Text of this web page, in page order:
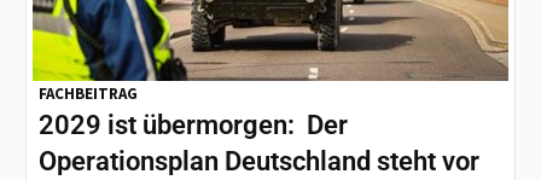
FACHBEITRAG
2029 ist übermorgen: Der
Operationsplan Deutschland steht vor